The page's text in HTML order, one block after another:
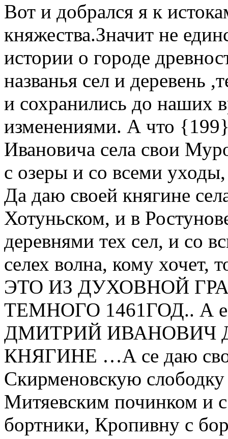
Вот и добрался я к
княжества.Значит не
истории о городе
названья сел и деревень
и сохранились до наших
изменениями. А что
Ивановича села свои
с озеры и со всеми
Да даю своей княгине
Хотуньском, и в
деревнями тех сел, и со
селех волна, кому хочет,
ЭТО ИЗ ДУХОВНОЙ
ТЕМНОГО 1461ГОД.. А
ДМИТРИЙ ИВАНОВИЧ
КНЯГИНЕ …А се даю
Скирменовскую
Митяевским починком и
бортники, Кропивну с